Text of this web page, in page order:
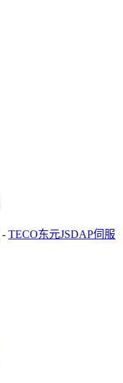
- TECO东元JSDAP伺服